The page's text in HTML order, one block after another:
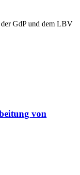
GdP und dem LBV
von